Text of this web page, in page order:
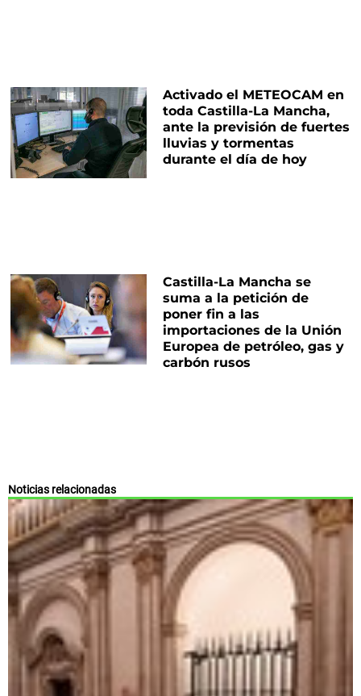
Activado el METEOCAM en
toda Castilla-La Mancha,
ante la previsión de fuertes
lluvias y tormentas
durante el día de hoy
Castilla-La Mancha se
suma a la petición de
poner fin a las
importaciones de la Unión
Europea de petróleo, gas y
carbón rusos
Noticias relacionadas